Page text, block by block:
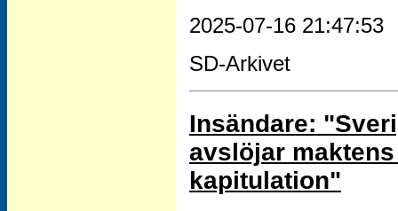
2025-07-16 21:47:53
SD-Arkivet
Insändare:
avslöjar
kapitulation"